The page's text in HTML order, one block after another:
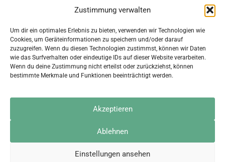
Zustimmung verwalten
Um dir ein optimales Erlebnis zu bieten, verwenden wir Technologien wie
Cookies, um Geräteinformationen zu speichern und/oder darauf
zuzugreifen. Wenn du diesen Technologien zustimmst, können wir Daten
wie das Surfverhalten oder eindeutige IDs auf dieser Website verarbeiten.
Wenn du deine Zustimmung nicht erteilst oder zurückziehst, können
bestimmte Merkmale und Funktionen beeinträchtigt werden.
Akzeptieren
Ablehnen
Einstellungen ansehen
Kontakt
Jobs / Stellenanzeigen